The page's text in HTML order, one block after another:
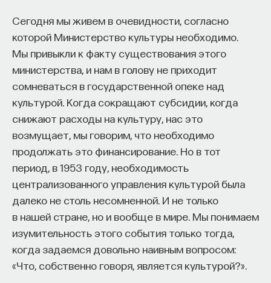
Сегодня мы живем в очевидности, согласно
которой Министерство культуры необходимо.
Мы привыкли к факту существования этого
министерства, и нам в голову не приходит
сомневаться в государственной опеке над
культурой. Когда сокращают субсидии, когда
снижают расходы на культуру, нас это
возмущает, мы говорим, что необходимо
продолжать это финансирование. Но в тот
период, в 1953 году, необходимость
централизованного управления культурой была
далеко не столь несомненной. И не только
в нашей стране, но и вообще в мире. Мы понимаем
изумительность этого события только тогда,
когда задаемся довольно наивным вопросом:
«Что, собственно говоря, является культурой?».
НАПИСАТЬ НАМ
НАД МАТЕРИАЛОМ РАБОТАЛИ
Вячеслав Дубынин
доктор биологических наук, профессор
кафедры физиологии человека и животных
биологического факультета МГУ
им. М. В. Ломоносова, специалист в области
физиологии мозга
БИОЛОГИЯ
1297 публикаций
БИОЛОГИЯ МОЗГ НЕЙРОФИЗИОЛОГИЯ
Марк Аврелий тоже придерживается
фаталистического отношения к жизни. Поступать
иначе — значит бунтовать против природы, а такие
бунты контрпродуктивны, если мы ищем хорошей
жизни. Если мы отвергаем решения судьбы,
говорит Марк Аврелий, то горе, гнев и страх
разрушат наш покой. Чтобы избежать этого,
мы должны научиться приспосабливаться
к среде, в которую помещены судьбой, и делать
все возможное, чтобы полюбить людей, которыми
судьба нас окружила. Мы должны научиться
приветствовать все, что выпадает на нашу долю,
придя к осознанию: все, что ни происходит,
к лучшему. По словам Марка Аврелия, хороший
человек будет «принимать судьбу и то, что ему
отмерено».
Как и большинство древних